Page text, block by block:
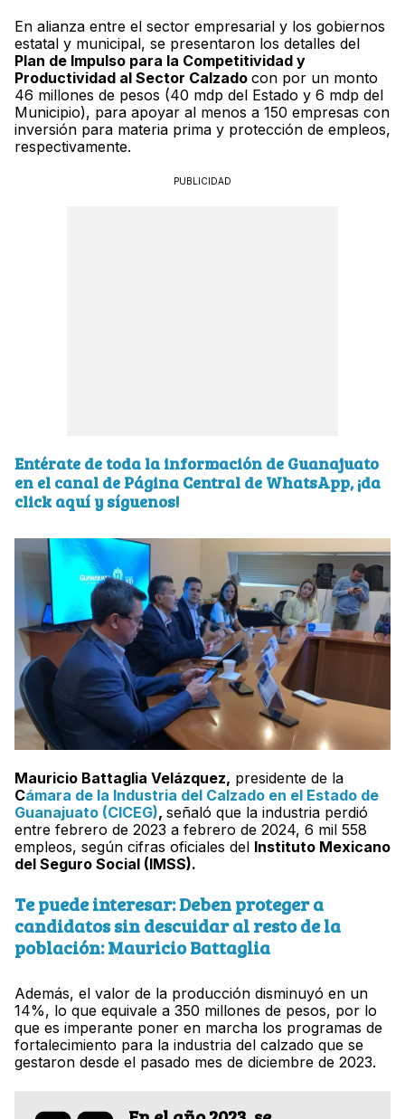
En alianza entre el sector empresarial y los gobiernos
estatal y municipal, se presentaron los detalles del
Plan de Impulso para la Competitividad y
Productividad al Sector Calzado con por un monto
46 millones de pesos (40 mdp del Estado y 6 mdp del
Municipio), para apoyar al menos a 150 empresas con
inversión para materia prima y protección de empleos,
respectivamente.
PUBLICIDAD
Entérate de toda la información de Guanajuato
en el canal de Página Central de WhatsApp, ¡da
click aquí y síguenos!
Mauricio Battaglia Velázquez, presidente de la
Cámara de la Industria del Calzado en el Estado de
Guanajuato (CICEG), señaló que la industria perdió
entre febrero de 2023 a febrero de 2024, 6 mil 558
empleos, según cifras oficiales del Instituto Mexicano
del Seguro Social (IMSS).
Te puede interesar: Deben proteger a
candidatos sin descuidar al resto de la
población: Mauricio Battaglia
Además, el valor de la producción disminuyó en un
14%, lo que equivale a 350 millones de pesos, por lo
que es imperante poner en marcha los programas de
fortalecimiento para la industria del calzado que se
gestaron desde el pasado mes de diciembre de 2023.